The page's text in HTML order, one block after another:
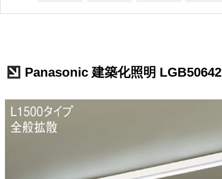
Panasonic 建築化照明